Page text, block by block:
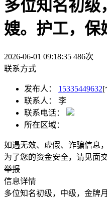
多位知名初级
嫂。护工，保
2026-06-01 09:18:35 486次
联系方式
发布人： 15335449632[
联系人：
李
联系电话：
所在区域：
如遇无效、虚假、诈骗信息
为了您的资金安全，请见面
举报
信息详情
多位知名初级，中级，金牌